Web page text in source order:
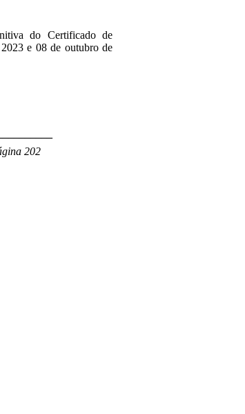
do Certificado de
e 08 de outubro de
202